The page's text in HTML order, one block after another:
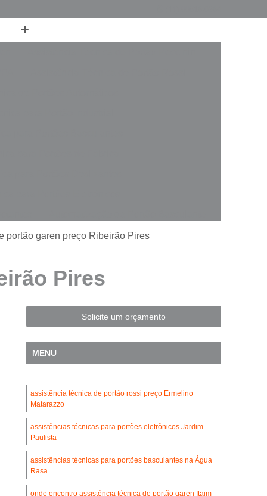
Automatização de Portão de Garagem
Automatização de Portão Residencial
Automatização para Portão de Correr
Conserto Motor Portão Automático
Conserto de Motor de Portão Automático
Conserto de Portão Automático
Automático Basculante
portão garen preço Ribeirão Pires
Pires
Solicite um orçamento
MENU
assistência técnica de portão rossi preço Ermelino
Matarazzo
assistências técnicas para portões eletrônicos Jardim
Paulista
assistências técnicas para portões basculantes na Água
Rasa
onde encontro assistência técnica de portão garen Itaim